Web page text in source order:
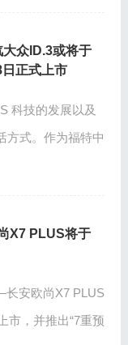
众ID.3或将于
正式上市
科技的发展以及
方式。作为福特中
X7 PLUS将于
安欧尚X7 PLUS
市，并推出“7重预